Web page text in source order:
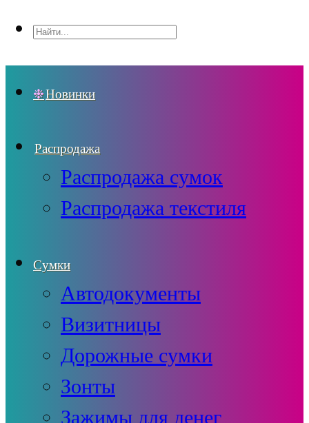
Новинки
Распродажа
Распродажа сумок
Распродажа текстиля
Сумки
Автодокументы
Визитницы
Дорожные сумки
Зонты
Зажимы для денег